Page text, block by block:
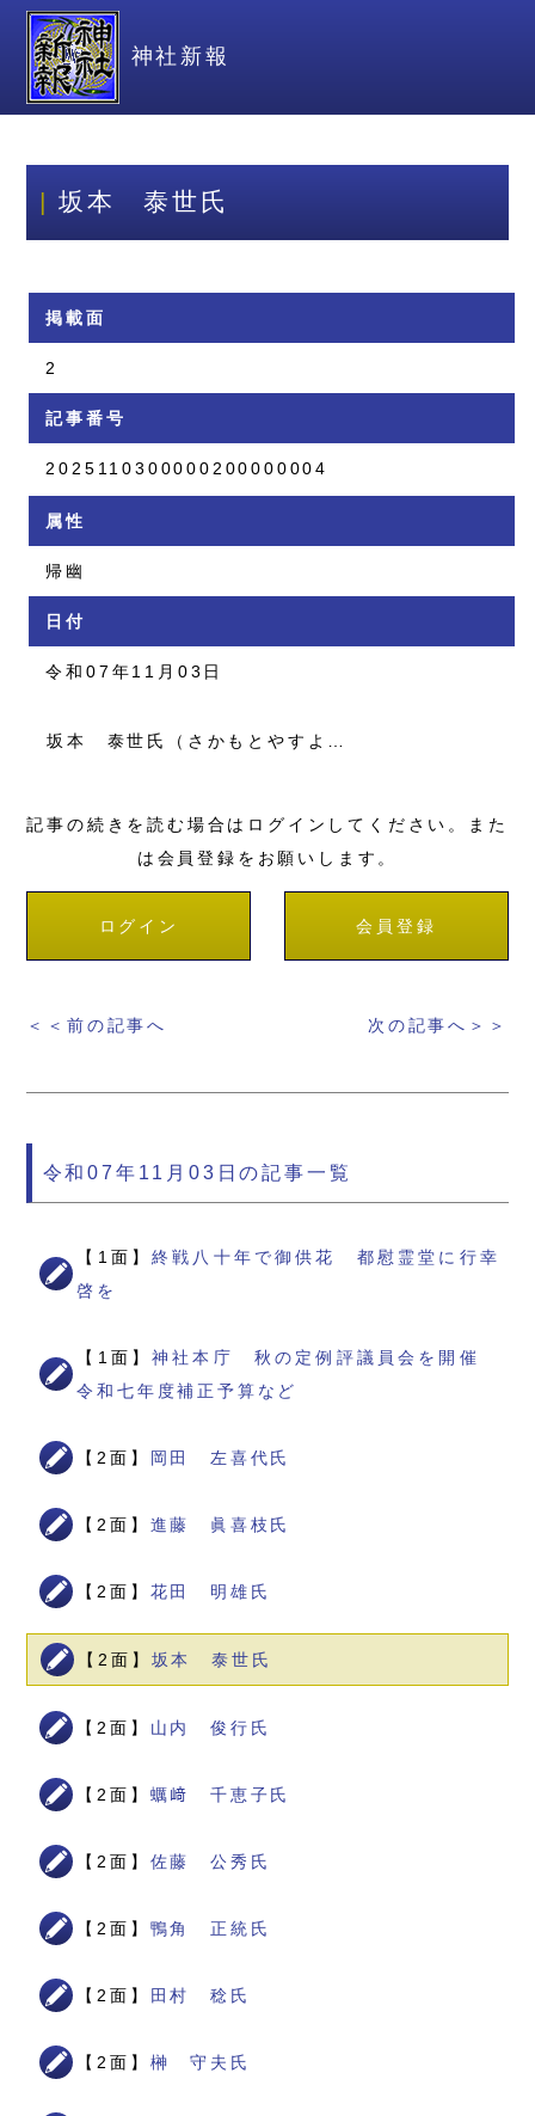
神社新報
坂本 泰世氏
掲載面
2
記事番号
2025110300000200000004
属性
帰幽
日付
令和07年11月03日
坂本 泰世氏（さかもとやすよ…
記事の続きを読む場合はログインしてください。また
は会員登録をお願いします。
ログイン 会員登録
＜＜前の記事へ 次の記事へ＞＞
令和07年11月03日の記事一覧
【1面】終戦八十年で御供花 都慰霊堂に行幸
啓を
【1面】神社本庁 秋の定例評議員会を開催
令和七年度補正予算など
【2面】 岡田 左喜代氏
【2面】 進藤 眞喜枝氏
【2面】 花田 明雄氏
【2面】 坂本 泰世氏
【2面】 山内 俊行氏
【2面】 蠣﨑 千恵子氏
【2面】 佐藤 公秀氏
【2面】 鴨角 正統氏
【2面】 田村 稔氏
【2面】 榊 守夫氏